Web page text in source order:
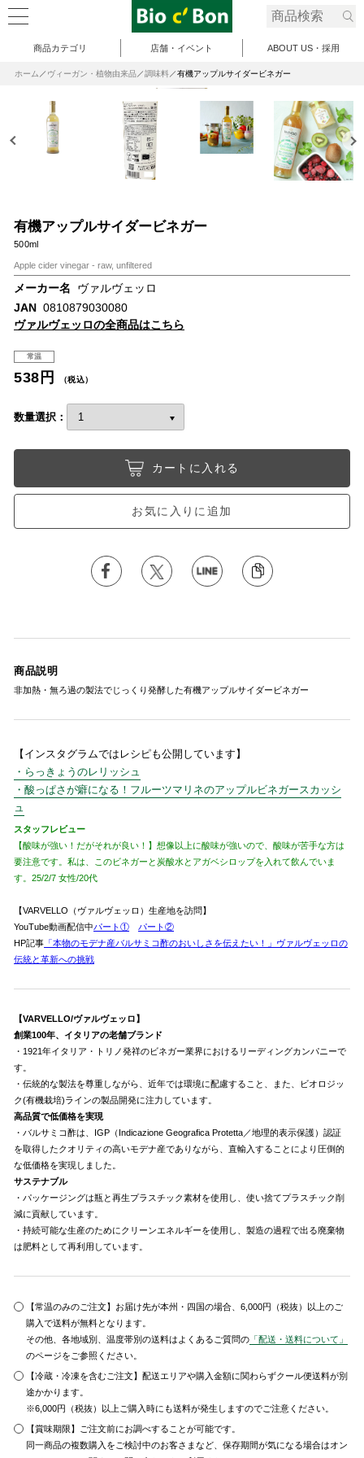
商品カテゴリ 店舗・イベント ABOUT US・採用
ホーム ヴィーガン・植物由来品 調味料 有機アップルサイダービネガー
有機アップルサイダービネガー
500ml
Apple cider vinegar - raw, unfiltered
メーカー名
ヴァルヴェッロ
JAN 0810879030080
ヴァルヴェッロの全商品はこちら
常温
538円 （税込）
数量選択：
カートに入れる
お気に入りに追加
商品説明
非加熱・無ろ過の製法でじっくり発酵した有機アップルサイダービネガー
【インスタグラムではレシピも公開しています】
・らっきょうのレリッシュ
・酸っぱさが癖になる！フルーツマリネのアップルビネガースカッシ
ュ
スタッフレビュー
【酸味が強い！だがそれが良い！】想像以上に酸味が強いので、酸味が苦手な方は
要注意です。私は、このビネガーと炭酸水とアガベシロップを入れて飲んでいま
す。25/2/7 女性/20代
【VARVELLO（ヴァルヴェッロ）生産地を訪問】
YouTube動画配信中パート①
パート②
HP記事 「本物のモデナ産バルサミコ酢のおいしさを伝えたい！」ヴァルヴェッロの
伝統と革新への挑戦
【VARVELLO/ヴァルヴェッロ】
創業100年、イタリアの老舗ブランド
・1921年イタリア・トリノ発祥のビネガー業界におけるリーディングカンパニーで
す。
・伝統的な製法を尊重しながら、近年では環境に配慮すること、また、ビオロジッ
ク(有機栽培)ラインの製品開発に注力しています。
高品質で低価格を実現
・バルサミコ酢は、IGP（Indicazione Geografica Protetta／地理的表示保護）認証
を取得したクオリティの高いモデナ産でありながら、直輸入することにより圧倒的
な低価格を実現しました。
サステナブル
・パッケージングは瓶と再生プラスチック素材を使用し、使い捨てプラスチック削
減に貢献しています。
・持続可能な生産のためにクリーンエネルギーを使用し、製造の過程で出る廃棄物
は肥料として再利用しています。
【常温のみのご注文】お届け先が本州・四国の場合、6,000円（税抜）以上のご
購入で送料が無料となります。
その他、各地域別、温度帯別の送料はよくあるご質問の 「配送・送料について」
のページをご参照ください。
【冷蔵・冷凍を含むご注文】配送エリアや購入金額に関わらずクール便送料が別
途かかります。
※6,000円（税抜）以上ご購入時にも送料が発生しますのでご注意ください。
【賞味期限】ご注文前にお調べすることが可能です。
同一商品の複数購入をご検討中のお客さまなど、保存期間が気になる場合はオン